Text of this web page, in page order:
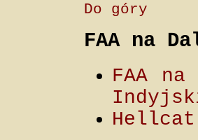
Do góry
FAA na
FAA